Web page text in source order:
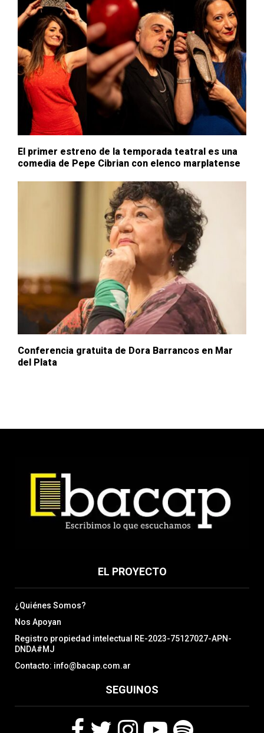
El primer estreno de la temporada teatral es una
comedia de Pepe Cibrian con elenco marplatense
Conferencia gratuita de Dora Barrancos en Mar
del Plata
EL PROYECTO
¿Quiénes Somos?
Nos Apoyan
Registro propiedad intelectual RE-2023-75127027-APN-
DNDA#MJ
Contacto: info@bacap.com.ar
SEGUINOS